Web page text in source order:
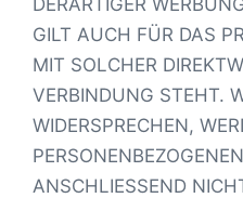
DERARTIGER
GILT AUCH FÜR DAS
MIT SOLCHER
VERBINDUNG STEHT.
WIDERSPRECHEN,
ANSCHLIESSEND